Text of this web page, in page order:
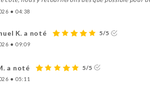
• 04:38
K. a noté 5/5
• 09:09
a noté 5/5
• 05:11